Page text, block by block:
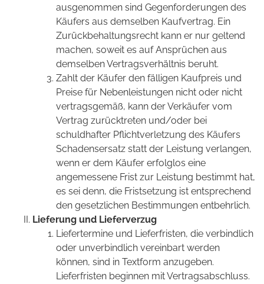
ausgenommen sind Gegenforderungen des
Käufers aus demselben Kaufvertrag. Ein
Zurückbehaltungsrecht kann er nur geltend
machen, soweit es auf Ansprüchen aus
demselben Vertragsverhältnis beruht.
Zahlt der Käufer den fälligen Kaufpreis und
Preise für Nebenleistungen nicht oder nicht
vertragsgemäß, kann der Verkäufer vom
Vertrag zurücktreten und/oder bei
schuldhafter Pflichtverletzung des Käufers
Schadensersatz statt der Leistung verlangen,
wenn er dem Käufer erfolglos eine
angemessene Frist zur Leistung bestimmt hat,
es sei denn, die Fristsetzung ist entsprechend
den gesetzlichen Bestimmungen entbehrlich.
Lieferung und Lieferverzug
Liefertermine und Lieferfristen, die verbindlich
oder unverbindlich vereinbart werden
können, sind in Textform anzugeben.
Lieferfristen beginnen mit Vertragsabschluss.